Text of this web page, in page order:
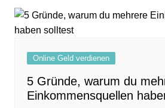
Online Geld verdienen
5 Gründe, warum du
Einkommensquellen